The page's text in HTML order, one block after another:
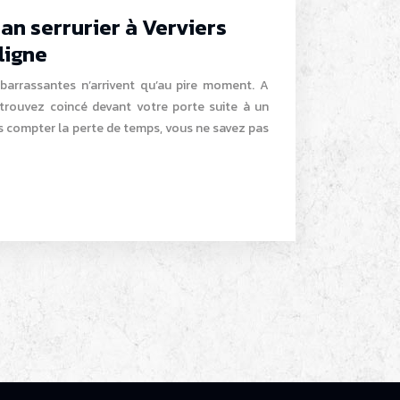
serrurier à Verviers
n’arrivent qu’au pire moment. A
coincé devant votre porte suite à un
compter la perte de temps, vous ne savez pas